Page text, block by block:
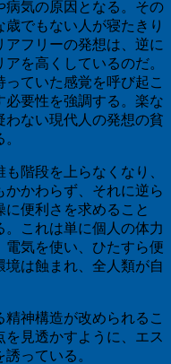
病気の原因となる。その
でもない人が寝たきり
フリーの発想は、逆に
を高くしているのだ。
ていた感覚を呼び起こ
必要性を強調する。楽な
わない現代人の発想の貧
階段を上らなくなり、
かわらず、それに逆ら
便利さを求めること
これは単に個人の体力
気を使い、ひたすら便
は蝕まれ、全人類が自
神構造が改められるこ
見透かすように、エス
っている。